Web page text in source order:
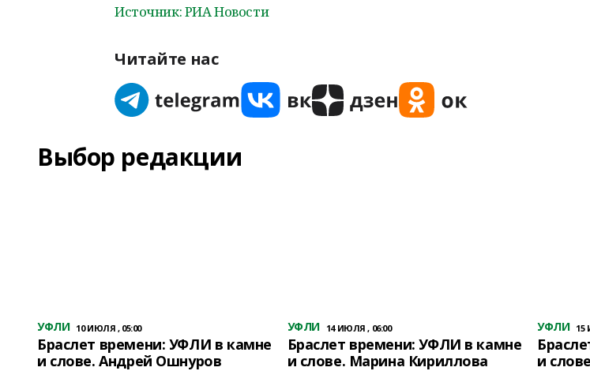
Источник: РИА Новости
Читайте нас
Выбор редакции
УФЛИ 10 ИЮЛЯ , 05:00
Браслет времени: УФЛИ в камне
и слове. Андрей Ошнуров
УФЛИ 14 ИЮЛЯ , 06:00
Браслет времени: УФЛИ в камне
и слове. Марина Кириллова
УФЛИ 15
и